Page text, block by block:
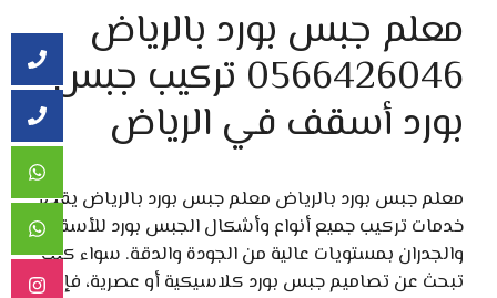
معلم جبس بورد بالرياض
0566426046 تركيب جبس
بورد أسقف في الرياض
معلم جبس بورد بالرياض معلم جبس بورد بالرياض يقدم
خدمات تركيب جميع أنواع وأشكال الجبس بورد للأسقف
والجدران بمستويات عالية من الجودة والدقة. سواء كنت
تبحث عن تصاميم جبس بورد كلاسيكية أو عصرية، فإن